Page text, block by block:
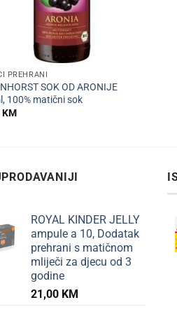
PREHRANI
SOK OD ARONIJE
100% matični sok
KM
ROYAL KINDER JELLY
ampule a 10, Dodatak
prehrani s matičnom
mliječi za djecu od 3
godine
21,00 KM